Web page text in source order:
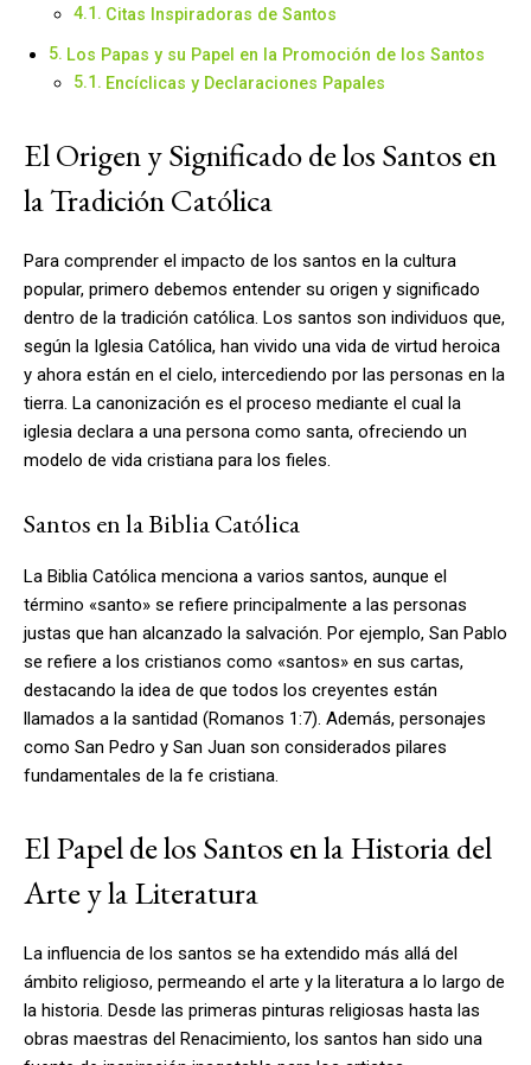
Citas Inspiradoras de Santos
Los Papas y su Papel en la Promoción de los Santos
Encíclicas y Declaraciones Papales
El Origen y Significado de los Santos en
la Tradición Católica
Para comprender el impacto de los santos en la cultura
popular, primero debemos entender su origen y significado
dentro de la tradición católica. Los santos son individuos que,
según la Iglesia Católica, han vivido una vida de virtud heroica
y ahora están en el cielo, intercediendo por las personas en la
tierra. La canonización es el proceso mediante el cual la
iglesia declara a una persona como santa, ofreciendo un
modelo de vida cristiana para los fieles.
Santos en la Biblia Católica
La Biblia Católica menciona a varios santos, aunque el
término «santo» se refiere principalmente a las personas
justas que han alcanzado la salvación. Por ejemplo, San Pablo
se refiere a los cristianos como «santos» en sus cartas,
destacando la idea de que todos los creyentes están
llamados a la santidad (Romanos 1:7). Además, personajes
como San Pedro y San Juan son considerados pilares
fundamentales de la fe cristiana.
El Papel de los Santos en la Historia del
Arte y la Literatura
La influencia de los santos se ha extendido más allá del
ámbito religioso, permeando el arte y la literatura a lo largo de
la historia. Desde las primeras pinturas religiosas hasta las
obras maestras del Renacimiento, los santos han sido una